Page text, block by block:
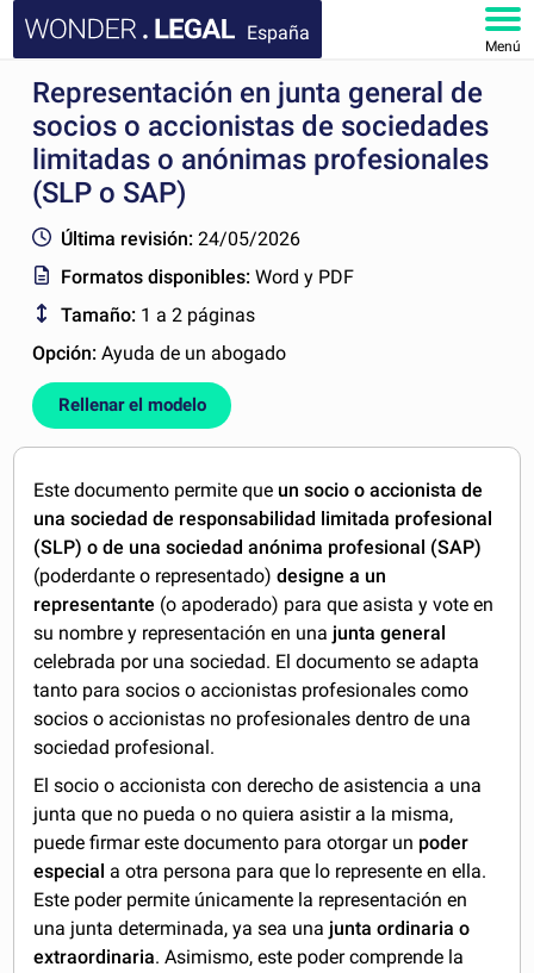
España
Menú
INICIO
DOCUMENTOS
FAQ
MI CUENTA
Representación en junta general de
socios o accionistas de sociedades
limitadas o anónimas profesionales
(SLP o SAP)
Última revisión: 24/05/2026
Formatos disponibles:Word y PDF
Tamaño: 1 a 2 páginas
Opción:Ayuda de un abogado
Rellenar el modelo
Este documento permite que un socio o accionista de
una sociedad de responsabilidad limitada profesional
(SLP) o de una sociedad anónima profesional (SAP)
(poderdante o representado) designe a un
representante (o apoderado) para que asista y vote en
su nombre y representación en una junta general
celebrada por una sociedad. El documento se adapta
tanto para socios o accionistas profesionales como
socios o accionistas no profesionales dentro de una
sociedad profesional.
El socio o accionista con derecho de asistencia a una
junta que no pueda o no quiera asistir a la misma,
puede firmar este documento para otorgar un poder
especial a otra persona para que lo represente en ella.
Este poder permite únicamente la representación en
una junta determinada, ya sea una junta ordinaria o
extraordinaria. Asimismo, este poder comprende la